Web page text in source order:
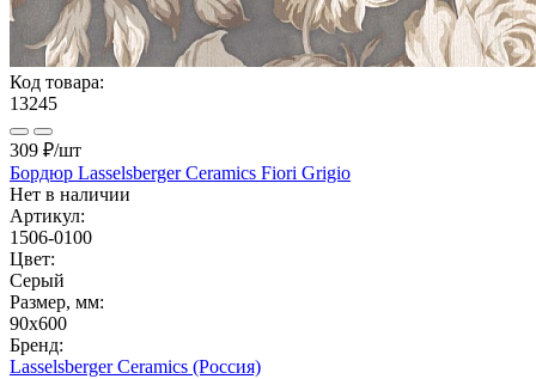
Код товара:
13245
309 ₽/шт
Бордюр Lasselsberger Ceramics Fiori Grigio
Нет в наличии
Артикул:
1506-0100
Цвет:
Серый
Размер, мм:
90x600
Бренд:
Lasselsberger Ceramics (Россия)